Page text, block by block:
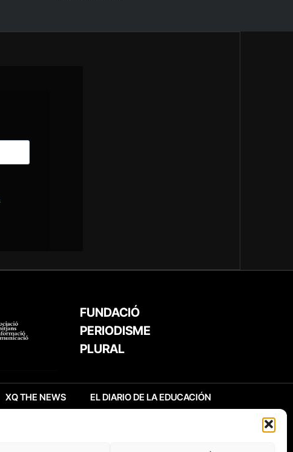
FUNDACIÓ
PERIODISME
PLURAL
XQ THE NEWS EL DIARIO DE LA EDUCACIÓN